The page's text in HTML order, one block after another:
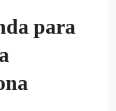
para